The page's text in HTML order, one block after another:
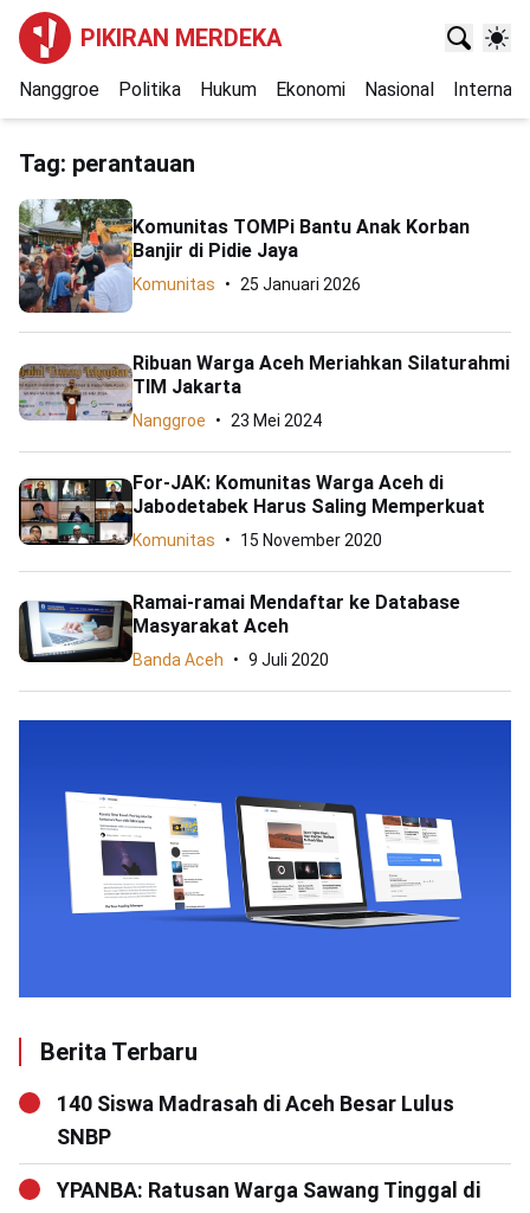
PIKIRAN MERDEKA
Nanggroe Politika Hukum Ekonomi Nasional
Tag: perantauan
Komunitas TOMPi Bantu Anak Korban
Banjir di Pidie Jaya
Komunitas 25 Januari 2026
Ribuan Warga Aceh Meriahkan Silaturahmi
TIM Jakarta
Nanggroe 23 Mei 2024
For-JAK: Komunitas Warga Aceh di
Jabodetabek Harus Saling Memperkuat
Komunitas 15 November 2020
Ramai-ramai Mendaftar ke Database
Masyarakat Aceh
Banda Aceh 9 Juli 2020
Berita Terbaru
140 Siswa Madrasah di Aceh Besar Lulus
SNBP
YPANBA: Ratusan Warga Sawang Tinggal di